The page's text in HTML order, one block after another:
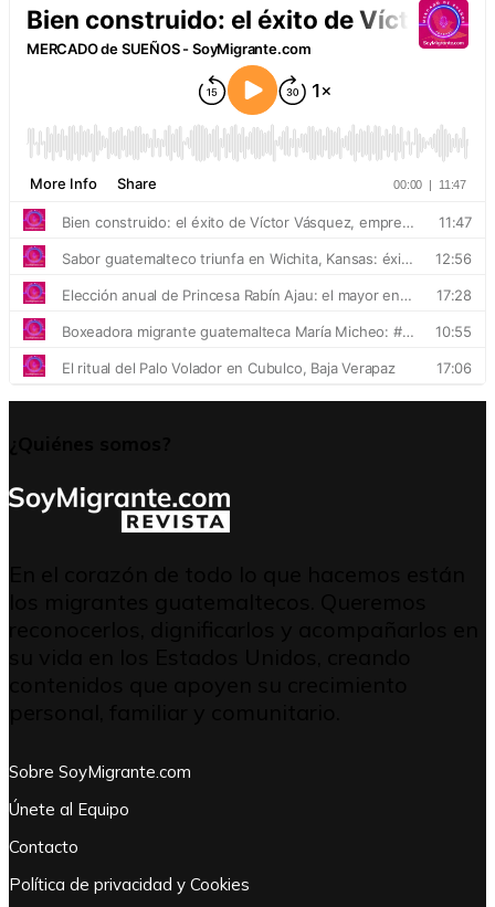
Sobre SoyMigrante.com
Únete al Equipo
Contacto
Política de privacidad y Cookies